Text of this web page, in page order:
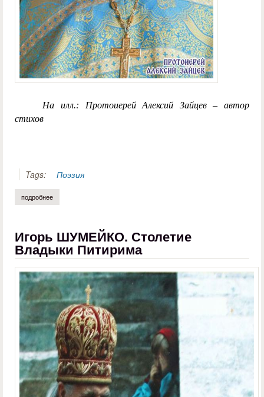
На илл.: Протоиерей Алексий Зайцев – автор
стихов
Tags: Поэзия
подробнее
Игорь ШУМЕЙКО. Столетие
Владыки Питирима